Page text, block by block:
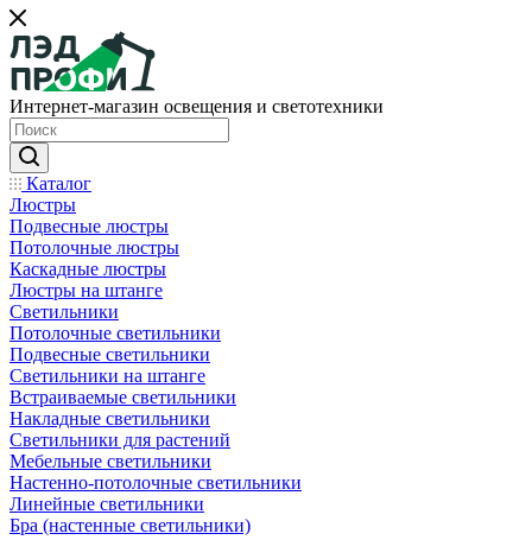
Интернет-магазин освещения и светотехники
Каталог
Люстры
Подвесные люстры
Потолочные люстры
Каскадные люстры
Люстры на штанге
Светильники
Потолочные светильники
Подвесные светильники
Светильники на штанге
Встраиваемые светильники
Накладные светильники
Светильники для растений
Мебельные светильники
Настенно-потолочные светильники
Линейные светильники
Бра (настенные светильники)